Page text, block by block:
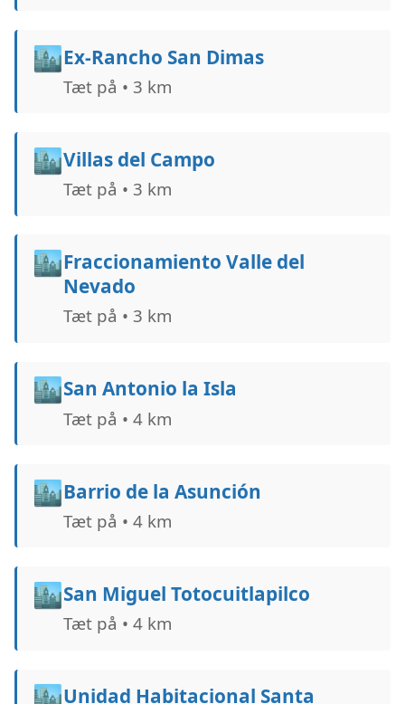
🏙️Ex-Rancho San Dimas
Tæt på • 3 km
🏙️Villas del Campo
Tæt på • 3 km
🏙️Fraccionamiento Valle del
Nevado
Tæt på • 3 km
🏙️San Antonio la Isla
Tæt på • 4 km
🏙️Barrio de la Asunción
Tæt på • 4 km
🏙️San Miguel Totocuitlapilco
Tæt på • 4 km
🏙️Unidad Habitacional Santa